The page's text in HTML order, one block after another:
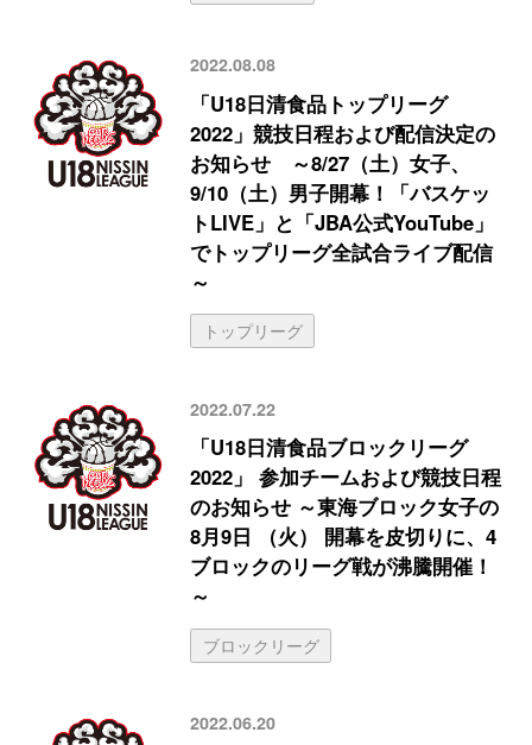
2022.08.08
「U18日清食品トップリーグ
2022」競技日程および配信決定の
お知らせ ～8/27（土）女子、
9/10（土）男子開幕！「バスケッ
トLIVE」と「JBA公式YouTube」
でトップリーグ全試合ライブ配信
～
トップリーグ
2022.07.22
「U18日清食品ブロックリーグ
2022」 参加チームおよび競技日程
のお知らせ ～東海ブロック女子の
8月9日 （火） 開幕を皮切りに、4
ブロックのリーグ戦が沸騰開催！
～
ブロックリーグ
2022.06.20